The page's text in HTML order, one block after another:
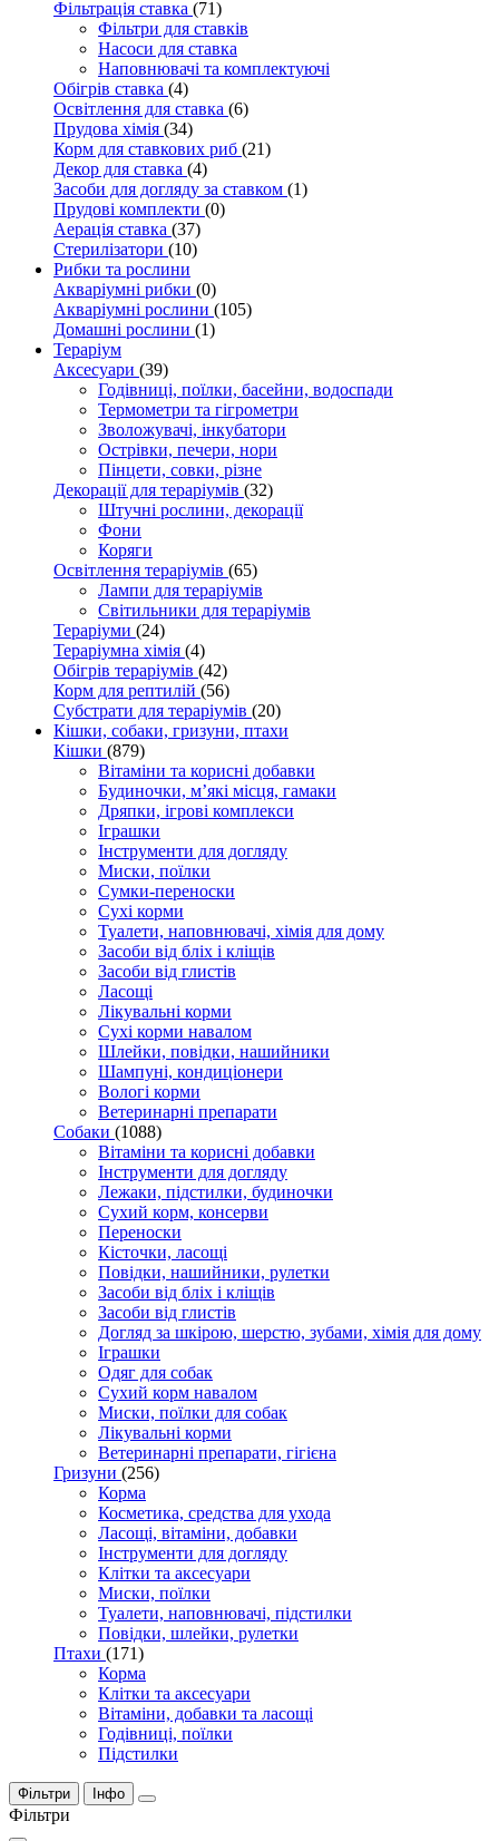
Фільтрація ставка (71)
Фільтри для ставків
Насоси для ставка
Наповнювачі та комплектуючі
Обігрів ставка (4)
Освітлення для ставка (6)
Прудова хімія (34)
Корм для ставкових риб (21)
Декор для ставка (4)
Засоби для догляду за ставком (1)
Прудові комплекти (0)
Аерація ставка (37)
Стерилізатори (10)
Рибки та рослини
Акваріумні рибки (0)
Акваріумні рослини (105)
Домашні рослини (1)
Тераріум
Аксесуари (39)
Годівниці, поїлки, басейни, водоспади
Термометри та гігрометри
Зволожувачі, інкубатори
Острівки, печери, нори
Пінцети, совки, різне
Декорації для тераріумів (32)
Штучні рослини, декорації
Фони
Коряги
Освітлення тераріумів (65)
Лампи для тераріумів
Світильники для тераріумів
Тераріуми (24)
Тераріумна хімія (4)
Обігрів тераріумів (42)
Корм для рептилій (56)
Субстрати для тераріумів (20)
Кішки, собаки, гризуни, птахи
Кішки (879)
Вітаміни та корисні добавки
Будиночки, м’які місця, гамаки
Дряпки, ігрові комплекси
Іграшки
Інструменти для догляду
Миски, поїлки
Сумки-переноски
Сухі корми
Туалети, наповнювачі, хімія для дому
Засоби від бліх і кліщів
Засоби від глистів
Ласощі
Лікувальні корми
Сухі корми навалом
Шлейки, повідки, нашийники
Шампуні, кондиціонери
Вологі корми
Ветеринарні препарати
Собаки (1088)
Вітаміни та корисні добавки
Інструменти для догляду
Лежаки, підстилки, будиночки
Сухий корм, консерви
Переноски
Кісточки, ласощі
Повідки, нашийники, рулетки
Засоби від бліх і кліщів
Засоби від глистів
Догляд за шкірою, шерстю, зубами, хімія для дому
Іграшки
Одяг для собак
Сухий корм навалом
Миски, поїлки для собак
Лікувальні корми
Ветеринарні препарати, гігієна
Гризуни (256)
Корма
Косметика, средства для ухода
Ласощі, вітаміни, добавки
Інструменти для догляду
Клітки та аксесуари
Миски, поїлки
Туалети, наповнювачі, підстилки
Повідки, шлейки, рулетки
Птахи (171)
Корма
Клітки та аксесуари
Вітаміни, добавки та ласощі
Годівниці, поїлки
Підстилки
Фільтри Інфо
Фільтри